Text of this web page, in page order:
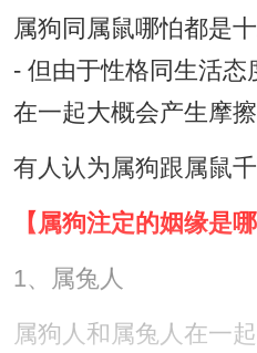
属狗同属鼠哪怕都是
- 但由于性格同生活态
在一起大概会产生摩
有人认为属狗跟属鼠
【属狗注定的姻缘是
1、属兔人
属狗人和属兔人在一